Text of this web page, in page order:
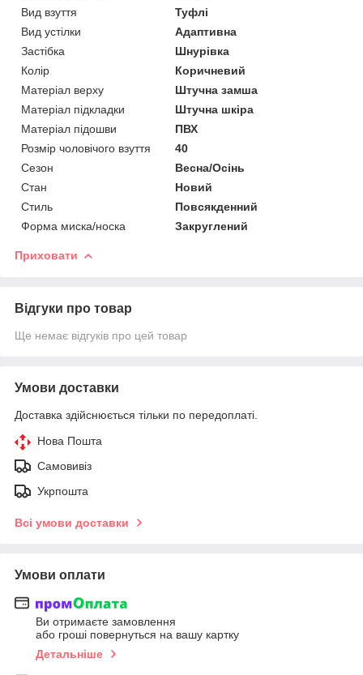
Вид взуття
Туфлі
Вид устілки
Адаптивна
Застібка
Шнурівка
Колір
Коричневий
Матеріал верху
Штучна замша
Матеріал підкладки
Штучна шкіра
Матеріал підошви
ПВХ
Розмір чоловічого взуття
40
Сезон
Весна/Осінь
Стан
Новий
Стиль
Повсякденний
Форма миска/носка
Закруглений
Приховати
Відгуки про товар
Ще немає відгуків про цей товар
Умови доставки
Доставка здійснюється тільки по передоплаті.
Нова Пошта
Самовивіз
Укрпошта
Всі умови доставки
Умови оплати
Ви отримаєте замовлення
або гроші повернуться на вашу картку
Детальніше